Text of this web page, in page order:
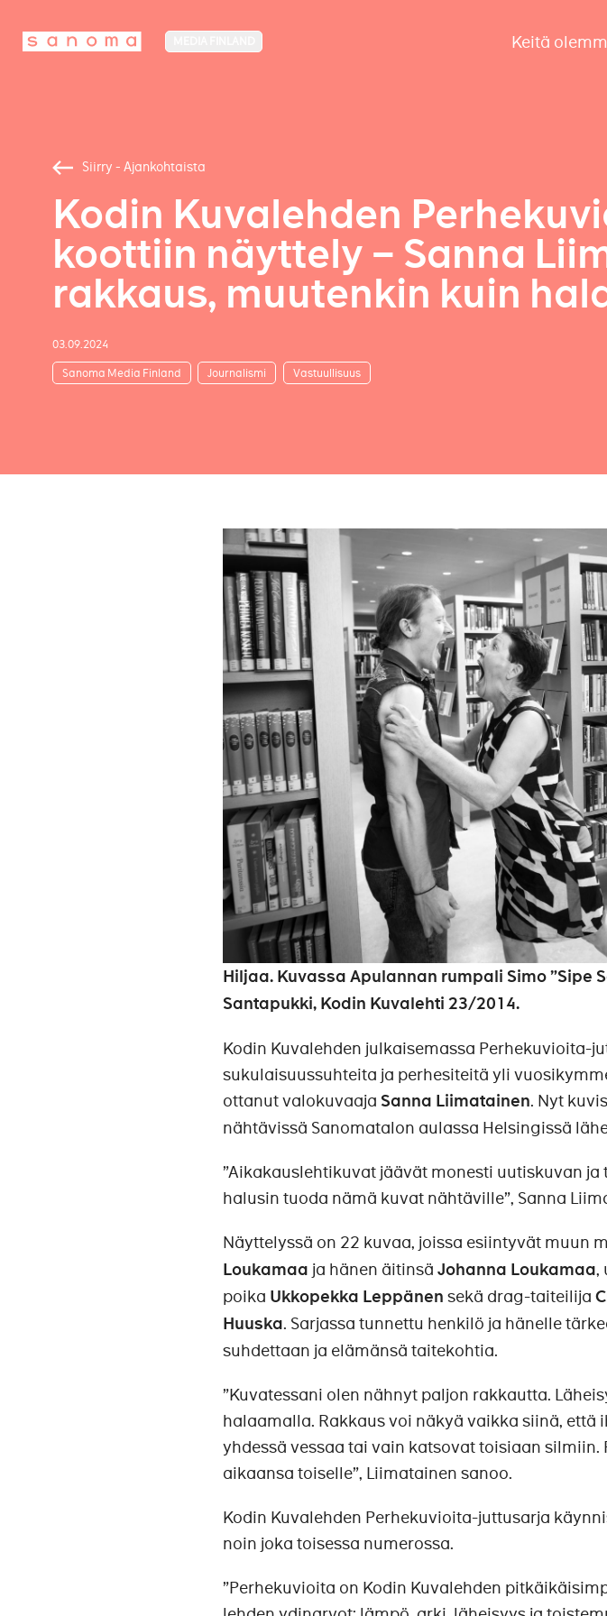
Keitä
Siirry - Ajankohtaista
Kodin Kuvalehden
koottiin näyttely – Sanna
rakkaus, muutenkin kuin
03.09.2024
Sanoma Media Finland Journalismi Vastuullisuus
Hiljaa. Kuvassa Apulannan rumpali Simo ”Sipe
Santapukki, Kodin Kuvalehti 23/2014.
Kodin Kuvalehden julkaisemassa Perhekuvioita-
sukulaisuussuhteita ja perhesiteitä yli
ottanut valokuvaaja Sanna Liimatainen. Nyt
nähtävissä Sanomatalon aulassa Helsingissä
”Aikakauslehtikuvat jäävät monesti uutiskuvan
halusin tuoda nämä kuvat nähtäville”, Sanna
Näyttelyssä on 22 kuvaa, joissa esiintyvät muun
Loukamaa ja hänen äitinsä Johanna Loukamaa,
poika Ukkopekka Leppänen sekä drag-taiteilija
Huuska. Sarjassa tunnettu henkilö ja hänelle
suhdettaan ja elämänsä taitekohtia.
”Kuvatessani olen nähnyt paljon rakkautta.
halaamalla. Rakkaus voi näkyä vaikka siinä,
yhdessä vessaa tai vain katsovat toisiaan silmiin.
aikaansa toiselle”, Liimatainen sanoo.
Kodin Kuvalehden Perhekuvioita-juttusarja
noin joka toisessa numerossa.
”Perhekuvioita on Kodin Kuvalehden